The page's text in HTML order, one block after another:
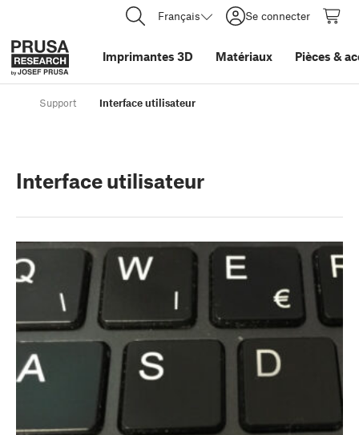
Français Se connecter
Imprimantes 3D Matériaux Pièces &
Support Interface utilisateur
Interface utilisateur